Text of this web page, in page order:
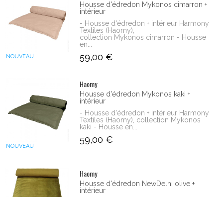
NOUVEAU
Housse d'édredon Mykonos cimarron +
intérieur
- Housse d'édredon + intérieur Harmony
Textiles (Haomy),
collection Mykonos cimarron - Housse
en...
59,00 €
NOUVEAU
Haomy
Housse d'édredon Mykonos kaki +
intérieur
- Housse d'édredon + intérieur Harmony
Textiles (Haomy), collection Mykonos
kaki - Housse en...
59,00 €
Haomy
Housse d'édredon NewDelhi olive +
intérieur